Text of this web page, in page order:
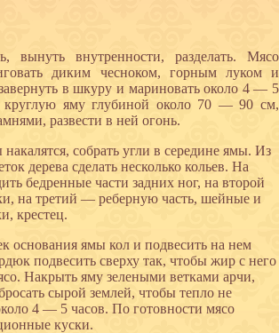
вынуть внутренности, разделать. Мясо
диким чесноком, горным луком и
в шкуру и мариновать около 4 — 5
круглую яму глубиной около 70 — 90 см,
развести в ней огонь.
собрать угли в середине ямы. Из
дерева сделать несколько кольев. На
бедренные части задних ног, на второй
на третий — реберную часть, шейные и
крестец.
основания ямы кол и подвесить на нем
подвесить сверху так, чтобы жир с него
Накрыть яму зелеными ветками арчи,
сырой землей, чтобы тепло не
4 — 5 часов. По готовности мясо
куски.